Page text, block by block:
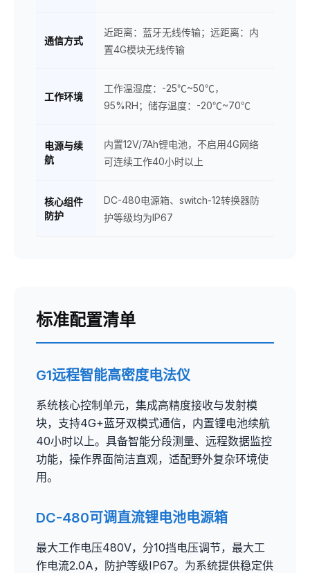
通信方式
近距离：蓝牙无线传输；远距离：内
置4G模块无线传输
工作环境
工作温湿度：-25℃~50℃，
95%RH；储存温度：-20℃~70℃
电源与续
航
内置12V/7Ah锂电池，不启用4G网络
可连续工作40小时以上
核心组件
防护
DC-480电源箱、switch-12转换器防
护等级均为IP67
标准配置清单
G1远程智能高密度电法仪
系统核心控制单元，集成高精度接收与发射模
块，支持4G+蓝牙双模式通信，内置锂电池续航
40小时以上。具备智能分段测量、远程数据监控
功能，操作界面简洁直观，适配野外复杂环境使
用。
DC-480可调直流锂电池电源箱
最大工作电压480V，分10挡电压调节，最大工
作电流2.0A，防护等级IP67。为系统提供稳定供